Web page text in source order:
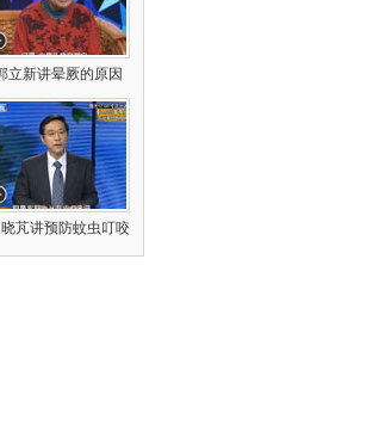
立新讲晕厥的原因
芃讲预防蚊虫叮咬